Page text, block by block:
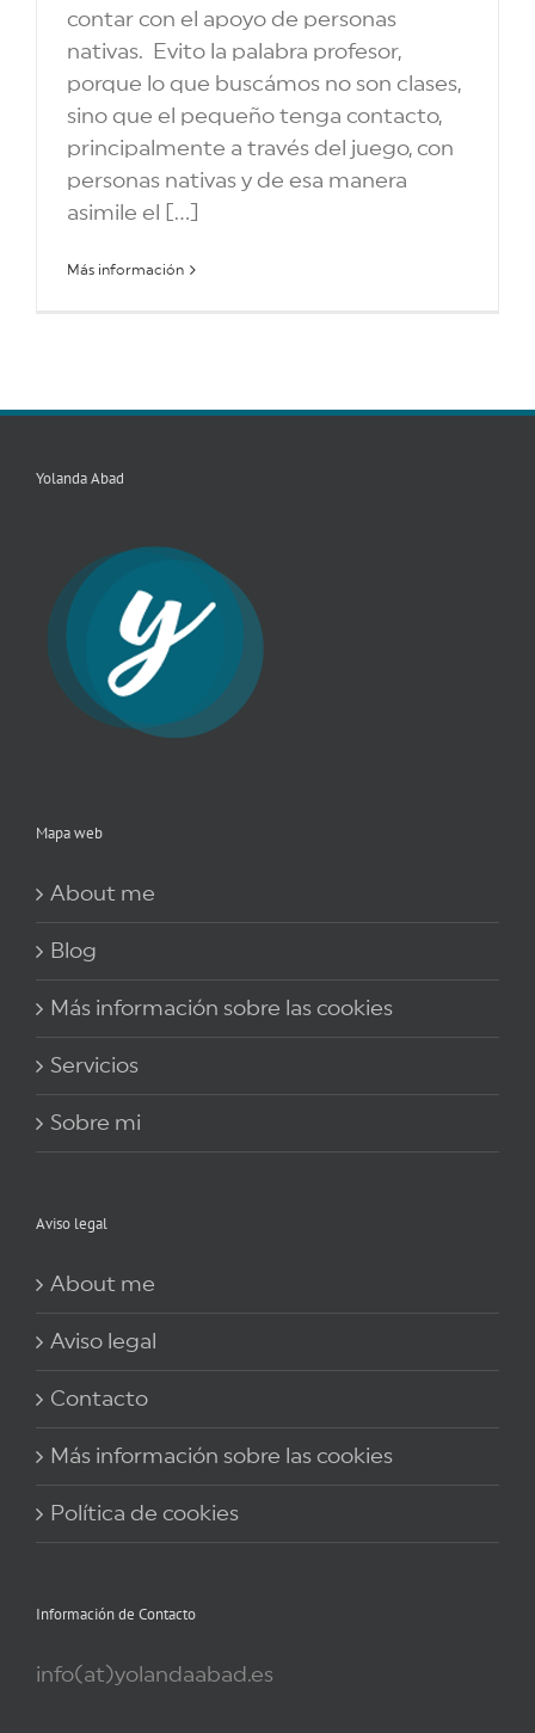
contar con el apoyo de personas
nativas. Evito la palabra profesor,
porque lo que buscámos no son clases,
sino que el pequeño tenga contacto,
principalmente a través del juego, con
personas nativas y de esa manera
asimile el [...]
Más información
Yolanda Abad
Mapa web
About me
Blog
Más información sobre las cookies
Servicios
Sobre mi
Aviso legal
About me
Aviso legal
Contacto
Más información sobre las cookies
Política de cookies
Información de Contacto
info(at)yolandaabad.es